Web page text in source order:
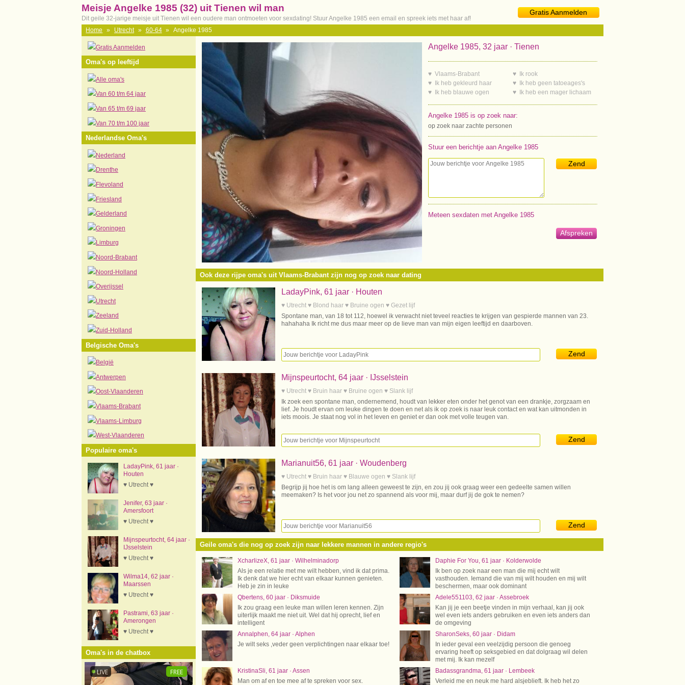
Gratis Aanmelden
Meisje Angelke 1985 (32) uit Tienen wil man
Dit geile 32-jarige meisje uit Tienen wil een oudere man ontmoeten voor sexdating! Stuur Angelke 1985 een email en spreek iets met haar af!
Home
» Utrecht » 60-64 » Angelke 1985
Gratis Aanmelden
Oma's op leeftijd
Alle oma's
Van 60 t/m 64 jaar
Van 65 t/m 69 jaar
Van 70 t/m 100 jaar
Nederlandse Oma's
Nederland
Drenthe
Flevoland
Friesland
Gelderland
Groningen
Limburg
Noord-Brabant
Noord-Holland
Overijssel
Utrecht
Zeeland
Zuid-Holland
Belgische Oma's
België
Antwerpen
Oost-Vlaanderen
Vlaams-Brabant
Vlaams-Limburg
West-Vlaanderen
Populaire oma's
LadayPink, 61 jaar ·
Houten
♥ Utrecht ♥
Jenifer, 63 jaar ·
Amersfoort
♥ Utrecht ♥
Mijnspeurtocht, 64 jaar ·
IJsselstein
♥ Utrecht ♥
Wilma14, 62 jaar ·
Maarssen
♥ Utrecht ♥
Pastrami, 63 jaar ·
Amerongen
♥ Utrecht ♥
Oma's in de chatbox
Angelke 1985, 32 jaar · Tienen
♥ Vlaams-Brabant
♥ Ik heb gekleurd haar
♥ Ik heb blauwe ogen
♥ Ik rook
♥ Ik heb geen tatoeages's
♥ Ik heb een mager lichaam
Angelke 1985 is op zoek naar:
op zoek naar zachte personen
Stuur een berichtje aan Angelke 1985
Zend
Meteen sexdaten met Angelke 1985
Afspreken
Ook deze rijpe oma's uit Vlaams-Brabant zijn nog op zoek naar dating
LadayPink, 61 jaar · Houten
♥ Utrecht ♥ Blond haar ♥ Bruine ogen ♥ Gezet lijf
Spontane man, van 18 tot 112, hoewel ik verwacht niet teveel reacties te krijgen van gespierde mannen van 23.
hahahaha Ik richt me dus maar meer op de lieve man van mijn eigen leeftijd en daarboven.
Zend
Mijnspeurtocht, 64 jaar · IJsselstein
♥ Utrecht ♥ Bruin haar ♥ Bruine ogen ♥ Slank lijf
Ik zoek een spontane man, ondernemend, houdt van lekker eten onder het genot van een drankje, zorgzaam en
lief. Je houdt ervan om leuke dingen te doen en net als ik op zoek is naar leuk contact en wat kan uitmonden in
iets moois. Je staat nog vol in het leven en geniet er dan ook met volle teugen van.
Zend
Marianuit56, 61 jaar · Woudenberg
♥ Utrecht ♥ Bruin haar ♥ Blauwe ogen ♥ Slank lijf
Begrijp jij hoe het is om lang alleen geweest te zijn, en zou jij ook graag weer een gedeelte samen willen
meemaken? Is het voor jou net zo spannend als voor mij, maar durf jij de gok te nemen?
Zend
Geile oma's die nog op zoek zijn naar lekkere mannen in andere regio's
XcharlizeX, 61 jaar · Wilhelminadorp
Als je een relatie met me wilt hebben, vind ik dat prima.
Ik denk dat we hier echt van elkaar kunnen genieten.
Heb je zin in leuke
Daphie For You, 61 jaar · Kolderwolde
Ik ben op zoek naar een man die mij echt wilt
vasthouden. Iemand die van mij wilt houden en mij wilt
beschermen, maar ook dominant
Qbertens, 60 jaar · Diksmuide
Ik zou graag een leuke man willen leren kennen. Zijn
uiterlijk maakt me niet uit. Wel dat hij oprecht, lief en
intelligent
Adele551103, 62 jaar · Assebroek
Kan jij je een beetje vinden in mijn verhaal, kan jij ook
wel even iets anders gebruiken en even iets anders dan
de omgeving
Annalphen, 64 jaar · Alphen
Je wilt seks ,veder geen verplichtingen naar elkaar toe!
SharonSeks, 60 jaar · Didam
In ieder geval een veelzijdig persoon die genoeg
ervaring heeft op seksgebied en dat dolgraag wil delen
met mij. Ik kan mezelf
KristinaSli, 61 jaar · Assen
Man om af en toe mee af te spreken voor sex.
Badassgrandma, 61 jaar · Lembeek
Verleid me en neuk me hard alsjeblieft. Ik heb het zo